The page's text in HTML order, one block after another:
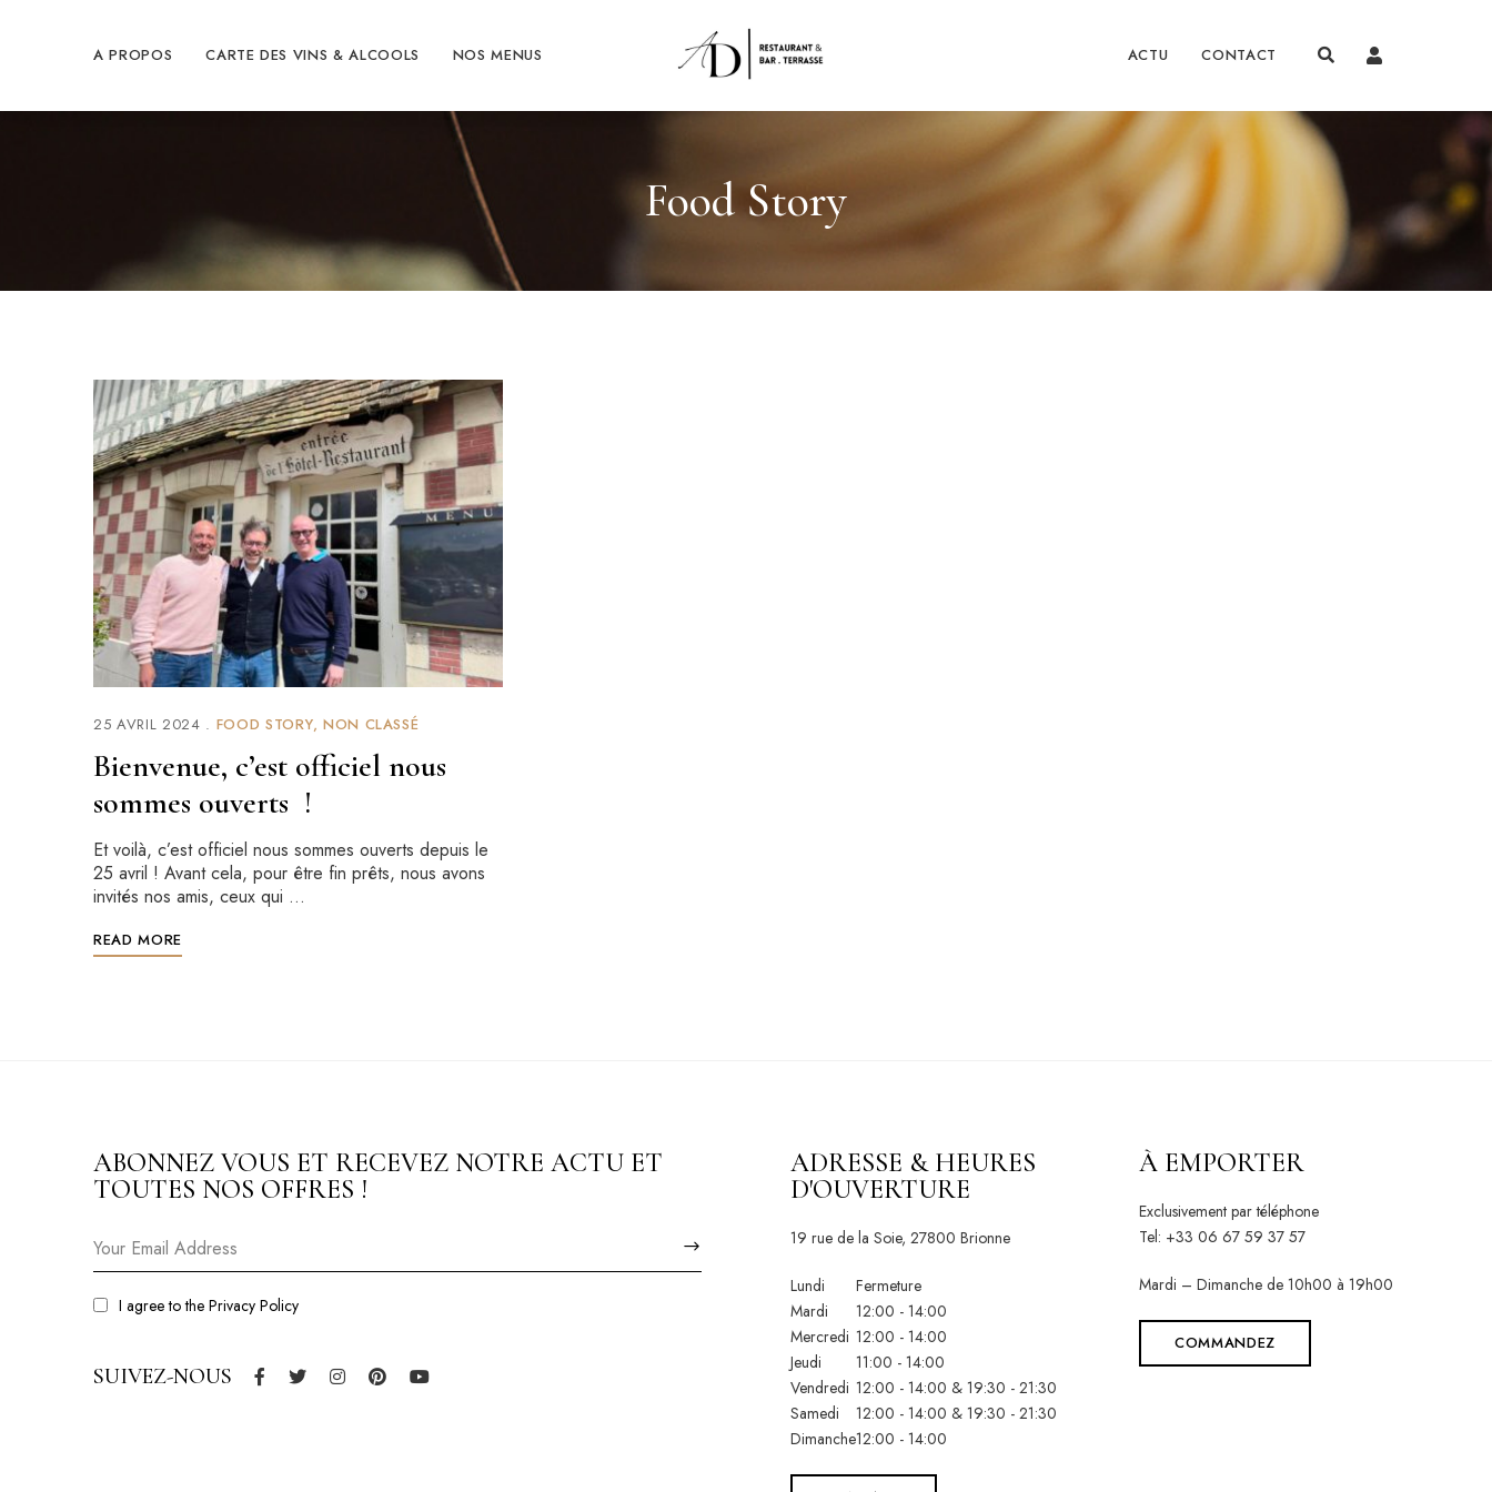
A PROPOS CARTE DES VINS & ALCOOLS NOS MENUS ACTU CONTACT
Food Story
25 AVRIL 2024 FOOD STORY NON CLASSÉ
Bienvenue, c’est officiel nous
sommes ouverts !
Et voilà, c’est officiel nous sommes ouverts depuis le
25 avril ! Avant cela, pour être fin prêts, nous avons
invités nos amis, ceux qui …
READ MORE
ABONNEZ VOUS ET RECEVEZ NOTRE ACTU ET
TOUTES NOS OFFRES !
I agree to the Privacy Policy
SUIVEZ-NOUS
ADRESSE & HEURES
D'OUVERTURE
19 rue de la Soie, 27800 Brionne
Lundi
Fermeture
Mardi
12:00 - 14:00
Mercredi 12:00 - 14:00
Jeudi
11:00 - 14:00
Vendredi 12:00 - 14:00 & 19:30 - 21:30
Samedi
12:00 - 14:00 & 19:30 - 21:30
Dimanche12:00 - 14:00
À EMPORTER
Exclusivement par téléphone
Tel: +33 06 67 59 37 57
Mardi – Dimanche de 10h00 à 19h00
COMMANDEZ